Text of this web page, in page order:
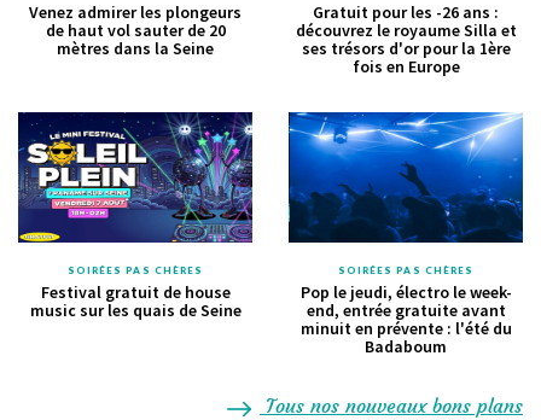
Venez admirer les plongeurs
de haut vol sauter de 20
mètres dans la Seine
Gratuit pour les -26 ans :
découvrez le royaume Silla et
ses trésors d'or pour la 1ère
fois en Europe
SOIRÉES PAS CHÈRES
Festival gratuit de house
music sur les quais de Seine
SOIRÉES PAS CHÈRES
Pop le jeudi, électro le week-
end, entrée gratuite avant
minuit en prévente : l'été du
Badaboum
Tous nos nouveaux bons plans